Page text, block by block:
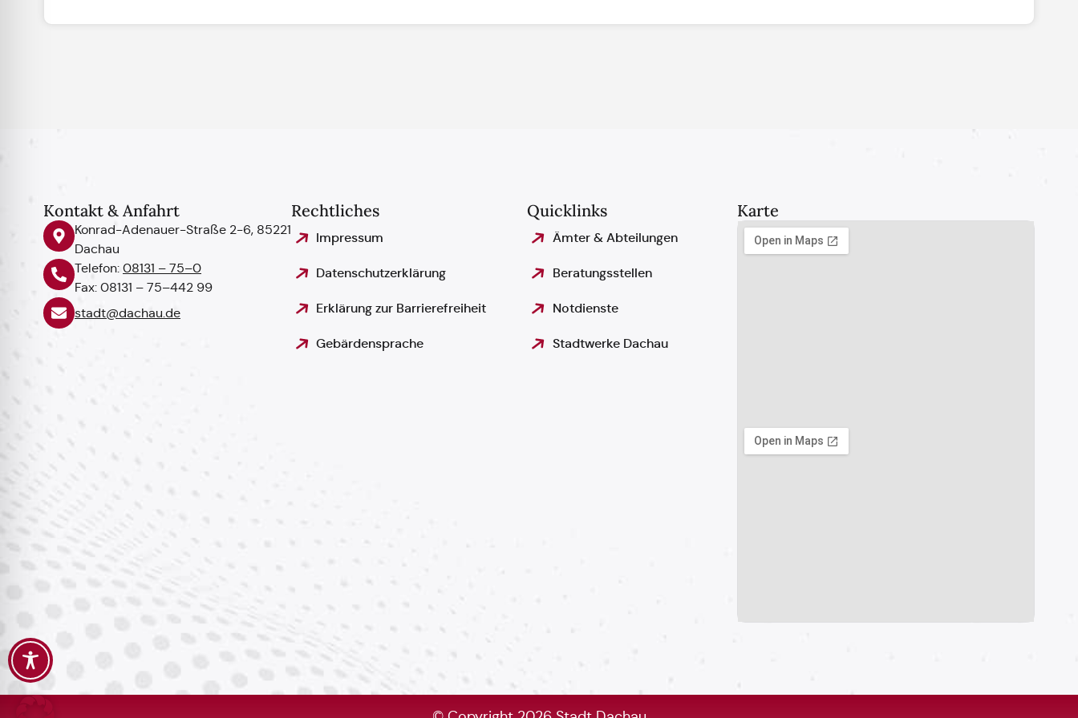
Kontakt & Anfahrt
Konrad-Adenauer-Straße 2-6, 85221
Dachau
Telefon: 08131 – 75–0
Fax: 08131 – 75–442 99
stadt@dachau.de
Rechtliches
Impressum
Datenschutzerklärung
Erklärung zur Barrierefreiheit
Gebärdensprache
Quicklinks
Ämter & Abteilungen
Beratungsstellen
Notdienste
Stadtwerke Dachau
Karte